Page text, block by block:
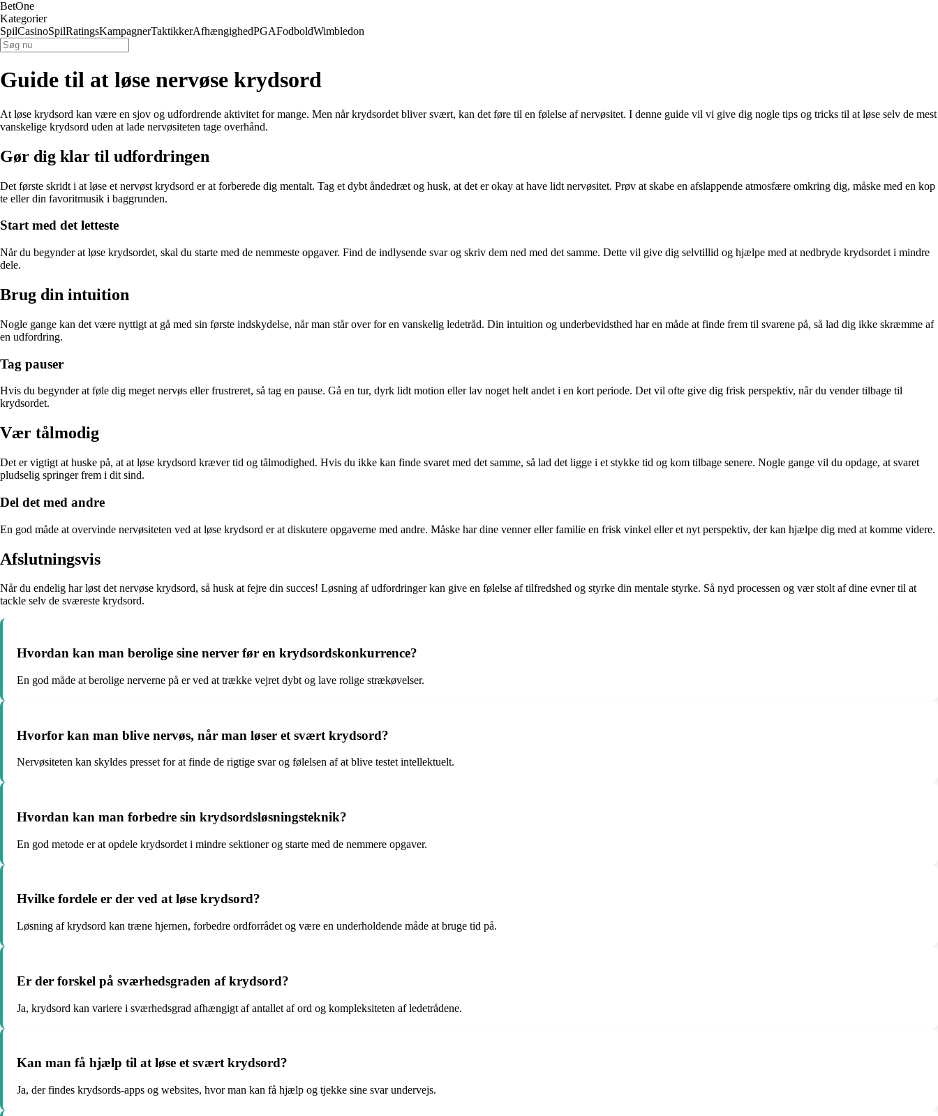
BetOne
Kategorier
SpilCasinoSpilRatingsKampagnerTaktikkerAfhængighedPGAFodboldWimbledon
Guide til at løse nervøse krydsord
At løse krydsord kan være en sjov og udfordrende aktivitet for mange. Men når krydsordet bliver svært, kan det føre til en følelse af nervøsitet. I denne guide vil vi give dig nogle tips og tricks til at løse selv de mest
vanskelige krydsord uden at lade nervøsiteten tage overhånd.
Gør dig klar til udfordringen
Det første skridt i at løse et nervøst krydsord er at forberede dig mentalt. Tag et dybt åndedræt og husk, at det er okay at have lidt nervøsitet. Prøv at skabe en afslappende atmosfære omkring dig, måske med en kop
te eller din favoritmusik i baggrunden.
Start med det letteste
Når du begynder at løse krydsordet, skal du starte med de nemmeste opgaver. Find de indlysende svar og skriv dem ned med det samme. Dette vil give dig selvtillid og hjælpe med at nedbryde krydsordet i mindre
dele.
Brug din intuition
Nogle gange kan det være nyttigt at gå med sin første indskydelse, når man står over for en vanskelig ledetråd. Din intuition og underbevidsthed har en måde at finde frem til svarene på, så lad dig ikke skræmme af
en udfordring.
Tag pauser
Hvis du begynder at føle dig meget nervøs eller frustreret, så tag en pause. Gå en tur, dyrk lidt motion eller lav noget helt andet i en kort periode. Det vil ofte give dig frisk perspektiv, når du vender tilbage til
krydsordet.
Vær tålmodig
Det er vigtigt at huske på, at at løse krydsord kræver tid og tålmodighed. Hvis du ikke kan finde svaret med det samme, så lad det ligge i et stykke tid og kom tilbage senere. Nogle gange vil du opdage, at svaret
pludselig springer frem i dit sind.
Del det med andre
En god måde at overvinde nervøsiteten ved at løse krydsord er at diskutere opgaverne med andre. Måske har dine venner eller familie en frisk vinkel eller et nyt perspektiv, der kan hjælpe dig med at komme videre.
Afslutningsvis
Når du endelig har løst det nervøse krydsord, så husk at fejre din succes! Løsning af udfordringer kan give en følelse af tilfredshed og styrke din mentale styrke. Så nyd processen og vær stolt af dine evner til at
tackle selv de sværeste krydsord.
Hvordan kan man berolige sine nerver før en krydsordskonkurrence?
En god måde at berolige nerverne på er ved at trække vejret dybt og lave rolige strækøvelser.
Hvorfor kan man blive nervøs, når man løser et svært krydsord?
Nervøsiteten kan skyldes presset for at finde de rigtige svar og følelsen af at blive testet intellektuelt.
Hvordan kan man forbedre sin krydsordsløsningsteknik?
En god metode er at opdele krydsordet i mindre sektioner og starte med de nemmere opgaver.
Hvilke fordele er der ved at løse krydsord?
Løsning af krydsord kan træne hjernen, forbedre ordforrådet og være en underholdende måde at bruge tid på.
Er der forskel på sværhedsgraden af krydsord?
Ja, krydsord kan variere i sværhedsgrad afhængigt af antallet af ord og kompleksiteten af ledetrådene.
Kan man få hjælp til at løse et svært krydsord?
Ja, der findes krydsords-apps og websites, hvor man kan få hjælp og tjekke sine svar undervejs.